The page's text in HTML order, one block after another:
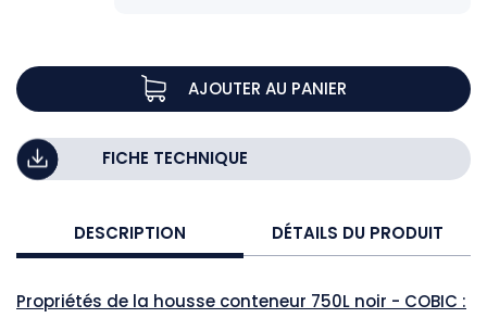
AJOUTER AU PANIER
FICHE TECHNIQUE
DESCRIPTION DÉTAILS DU PRODUIT
Propriétés de la housse conteneur 750L noir - COBIC :